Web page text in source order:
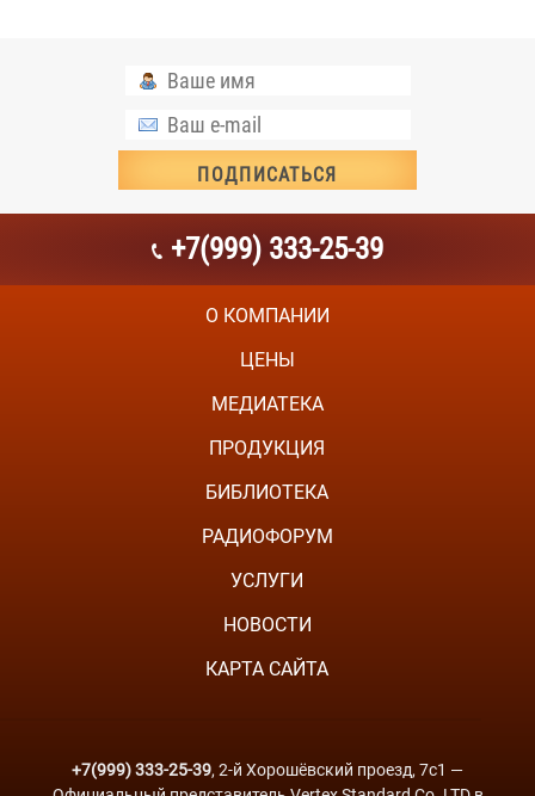
+7(999) 333-25-39
О КОМПАНИИ
ЦЕНЫ
МЕДИАТЕКА
ПРОДУКЦИЯ
БИБЛИОТЕКА
РАДИОФОРУМ
УСЛУГИ
НОВОСТИ
КАРТА САЙТА
+7(999) 333-25-39, 2-й Хорошёвский проезд, 7с1 —